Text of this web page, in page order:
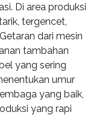
Di area produksi
tergencet,
dari mesin
tambahan
yang sering
umur
yang baik,
yang rapi